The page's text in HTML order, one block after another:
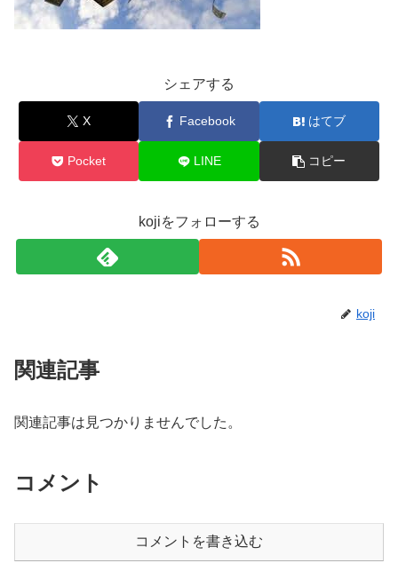
シェアする
X Facebook はてブ
Pocket LINE コピー
kojiをフォローする
koji
関連記事
関連記事は見つかりませんでした。
コメント
コメントを書き込む